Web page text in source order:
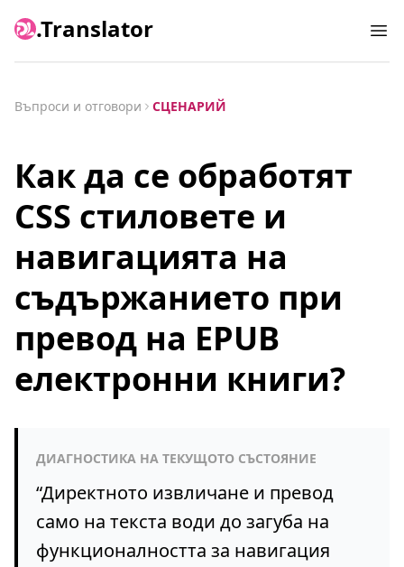
.Translator
Въпроси и отговори СЦЕНАРИЙ
Как да се обработят
CSS стиловете и
навигацията на
съдържанието при
превод на EPUB
електронни книги?
ДИАГНОСТИКА НА ТЕКУЩОТО СЪСТОЯНИЕ
“Директното извличане и превод
само на текста води до загуба на
функционалността за навигация